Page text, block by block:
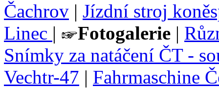
Čachrov | Jízdní stroj
Linec | Fotogalerie |
Snímky za natáčení ČT -
Vechtr-47 | Fahrmaschine